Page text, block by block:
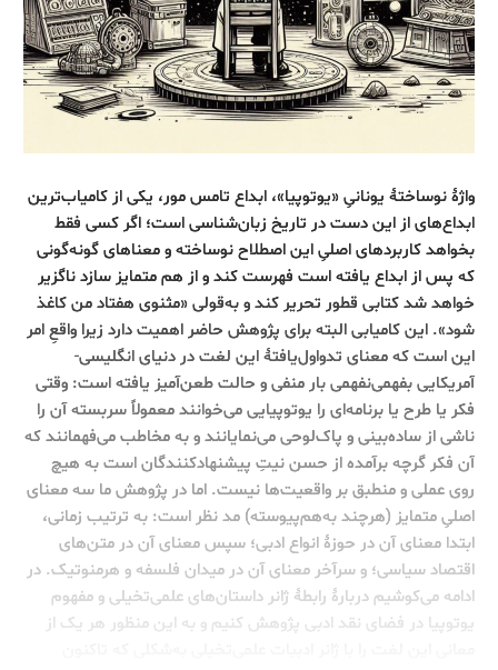
واژۀ نوساختۀ یونانیِ «یوتوپیا»، ابداع تامس مور، یکی از کامیاب‌ترین
ابداع‌های از این دست در تاریخ زبان‌شناسی است؛ اگر کسی فقط
بخواهد کاربردهای اصلیِ این اصطلاح نوساخته و معناهای گونه‌گونی
که پس از ابداع یافته است فهرست کند و از هم متمایز سازد ناگزیر
خواهد شد کتابی قطور تحریر کند و به‌قولی «مثنوی هفتاد من کاغذ
شود». این کامیابی البته برای پژوهش حاضر اهمیت دارد زیرا واقعِ امر
این است که معنای تدواول‌یافتۀ این لغت در دنیای انگلیسی-
آمریکایی بفهمی‌نفهمی بار منفی و حالت طعن‌آمیز یافته است: وقتی
فکر یا طرح یا برنامه‌ای را یوتوپیایی می‌خوانند معمولاً سربسته آن را
ناشی از ساده‌بینی و پاک‌لوحی می‌نمایانند و به مخاطب می‌فهمانند که
آن فکر گرچه برآمده از حسن نیتِ پیشنهادکنندگان است به هیچ
روی عملی و منطبق بر واقعیت‌ها نیست. اما در پژوهش ما سه معنای
اصلیِ متمایز (هرچند به‌هم‌پیوسته) مد نظر است: به ترتیب زمانی،
ابتدا معنای آن در حوزۀ انواع ادبی؛ سپس معنای آن در متن‌های
اقتصاد سیاسی؛ و سرآخر معنای آن در میدان فلسفه و هرمنوتیک. در
ادامه می‌کوشیم دربارۀ رابطۀ ژانر داستان‌های علمی‌تخیلی و مفهوم
یوتوپیا در فضای نقد ادبی پژوهش کنیم و به این منظور هر یک از